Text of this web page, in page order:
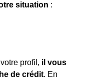
situation :
profil, il vous
de crédit. En